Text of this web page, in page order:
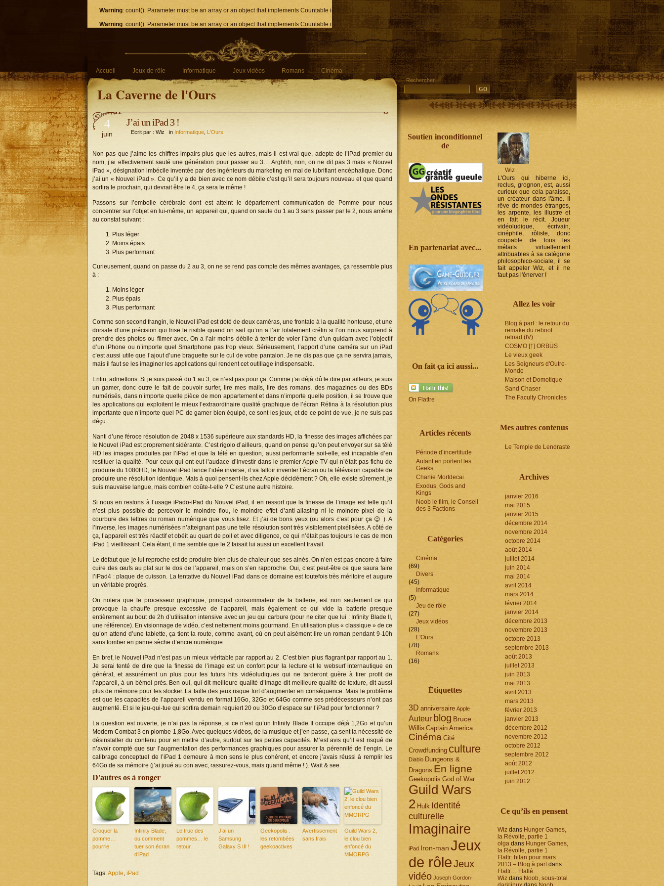
Warning: count(): Parameter must be an array or an object that implements Countable in /home/users7/l/lendraste/www/caverne/wp-includes/post-template.php on line
Warning: count(): Parameter must be an array or an object that implements Countable in /home/users7/l/lendraste/www/caverne/wp-includes/post-template.php on line 317
Accueil Jeux de rôle Informatique Jeux vidéos Romans Cinéma
La Caverne de l'Ours
Rechercher
4
juin
J’ai un iPad 3 !
Ecrit par : Wiz in Informatique L'Ours
Non pas que j’aime les chiffres impairs plus que les autres, mais il est vrai que, adepte de l’iPad premier du
nom, j’ai effectivement sauté une génération pour passer au 3… Arghhh, non, on ne dit pas 3 mais « Nouvel
iPad », désignation imbécile inventée par des ingénieurs du marketing en mal de lubrifiant encéphalique. Donc
j’ai un « Nouvel iPad ». Ce qu’il y a de bien avec ce nom débile c’est qu’il sera toujours nouveau et que quand
sortira le prochain, qui devrait être le 4, ça sera le même !
Passons sur l’embolie cérébrale dont est atteint le département communication de Pomme pour nous
concentrer sur l’objet en lui-même, un appareil qui, quand on saute du 1 au 3 sans passer par le 2, nous amène
au constat suivant :
Plus léger
Moins épais
Plus performant
Curieusement, quand on passe du 2 au 3, on ne se rend pas compte des mêmes avantages, ça ressemble plus
à :
Moins léger
Plus épais
Plus performant
Comme son second frangin, le Nouvel iPad est doté de deux caméras, une frontale à la qualité honteuse, et une
dorsale d’une précision qui frise le risible quand on sait qu’on a l’air totalement crétin si l’on nous surprend à
prendre des photos ou filmer avec. On a l’air moins débile à tenter de voler l’âme d’un quidam avec l’objectif
d’un iPhone ou n’importe quel Smartphone pas trop vieux. Sérieusement, l’apport d’une caméra sur un iPad
c’est aussi utile que l’ajout d’une braguette sur le cul de votre pantalon. Je ne dis pas que ça ne servira jamais,
mais il faut se les imaginer les applications qui rendent cet outillage indispensable.
Enfin, admettons. Si je suis passé du 1 au 3, ce n’est pas pour ça. Comme j’ai déjà dû le dire par ailleurs, je suis
un gamer, donc outre le fait de pouvoir surfer, lire mes mails, lire des romans, des magazines ou des BDs
numérisés, dans n’importe quelle pièce de mon appartement et dans n’importe quelle position, il se trouve que
les applications qui exploitent le mieux l’extraordinaire qualité graphique de l’écran Rétina à la résolution plus
importante que n’importe quel PC de gamer bien équipé, ce sont les jeux, et de ce point de vue, je ne suis pas
déçu.
Nanti d’une féroce résolution de 2048 x 1536 supérieure aux standards HD, la finesse des images affichées par
le Nouvel iPad est proprement sidérante. C’est rigolo d’ailleurs, quand on pense qu’on peut envoyer sur sa télé
HD les images produites par l’iPad et que la télé en question, aussi performante soit-elle, est incapable d’en
restituer la qualité. Pour ceux qui ont eut l’audace d’investir dans le premier Apple-TV qui n’était pas fichu de
produire du 1080HD, le Nouvel iPad lance l’idée inverse, il va falloir inventer l’écran ou la télévision capable de
produire une résolution identique. Mais à quoi pensent-ils chez Apple décidément ? Oh, elle existe sûrement, je
suis mauvaise langue, mais combien coûte-t-elle ? C’est une autre histoire.
Si nous en restons à l’usage iPado-iPad du Nouvel iPad, il en ressort que la finesse de l’image est telle qu’il
n’est plus possible de percevoir le moindre flou, le moindre effet d’anti-aliasing ni le moindre pixel de la
courbure des lettres du roman numérique que vous lisez. Et j’ai de bons yeux (ou alors c’est pour ça 😉 ). A
l’inverse, les images numérisées n’atteignant pas une telle résolution sont très visiblement pixélisées. A côté de
ça, l’appareil est très réactif et obéit au quart de poil et avec diligence, ce qui n’était pas toujours le cas de mon
iPad 1 vieillissant. Cela étant, il me semble que le 2 faisait lui aussi un excellent travail.
Le défaut que je lui reproche est de produire bien plus de chaleur que ses ainés. On n’en est pas encore à faire
cuire des œufs au plat sur le dos de l’appareil, mais on s’en rapproche. Oui, c’est peut-être ce que saura faire
l’iPad4 : plaque de cuisson. La tentative du Nouvel iPad dans ce domaine est toutefois très méritoire et augure
un véritable progrès.
On notera que le processeur graphique, principal consommateur de la batterie, est non seulement ce qui
provoque la chauffe presque excessive de l’appareil, mais également ce qui vide la batterie presque
entièrement au bout de 2h d’utilisation intensive avec un jeu qui carbure (pour ne citer que lui : Infinity Blade II,
une référence). En visionnage de vidéo, c’est nettement moins gourmand. En utilisation plus « classique » de ce
qu’on attend d’une tablette, ça tient la route, comme avant, où on peut aisément lire un roman pendant 9-10h
sans tomber en panne sèche d’encre numérique.
En bref, le Nouvel iPad n’est pas un mieux véritable par rapport au 2. C’est bien plus flagrant par rapport au 1.
Je serai tenté de dire que la finesse de l’image est un confort pour la lecture et le websurf internautique en
général, et assurément un plus pour les futurs hits vidéoludiques qui ne tarderont guère à tirer profit de
l’appareil, à un bémol près. Ben oui, qui dit meilleure qualité d’image dit meilleure qualité de texture, dit aussi
plus de mémoire pour les stocker. La taille des jeux risque fort d’augmenter en conséquence. Mais le problème
est que les capacités de l’appareil vendu en format 16Go, 32Go et 64Go comme ses prédécesseurs n’ont pas
augmenté. Et si le jeu-qui-tue qui sortira demain requiert 20 ou 30Go d’espace sur l’iPad pour fonctionner ?
La question est ouverte, je n’ai pas la réponse, si ce n’est qu’un Infinity Blade II occupe déjà 1,2Go et qu’un
Modern Combat 3 en plombe 1,8Go. Avec quelques vidéos, de la musique et j’en passe, ça sent la nécessité de
désinstaller du contenu pour en mettre d’autre, surtout sur les petites capacités. M’est avis qu’il est risqué de
n’avoir compté que sur l’augmentation des performances graphiques pour assurer la pérennité de l’engin. Le
calibrage conceptuel de l’iPad 1 demeure à mon sens le plus cohérent, et encore j’avais réussi à remplir les
64Go de sa mémoire (j’ai joué au con avec, rassurez-vous, mais quand même ! ). Wait & see.
D'autres os à ronger
Croquer la
pomme…
pourrie
Infinity Blade,
ou comment
tuer son écran
d’iPad
Le truc des
pommes… le
retour.
J’ai un
Samsung
Galaxy S III !
Geekopolis :
les retombées
geekoactives
Avertissement
sans frais
Guild Wars 2,
le clou bien
enfoncé du
MMORPG
Tags:Apple, iPad
Soutien inconditionnel
de
En partenariat avec...
On fait ça ici aussi...
On Flattre
Articles récents
Période d’incertitude
Autant en portent les
Geeks
Charlie Mortdecai
Exodus, Gods and
Kings
Noob le film, le Conseil
des 3 Factions
Catégories
Cinéma
(69)
Divers
(45)
Informatique
(5)
Jeu de rôle
(27)
Jeux vidéos
(28)
L'Ours
(78)
Romans
(16)
Étiquettes
3D anniversaire Apple
Auteur blog Bruce
Willis Captain America
Cinéma Cité
Crowdfunding culture
Diablo Dungeons &
Dragons En ligne
Geekopolis God of War
Guild Wars
2 Hulk Identité
culturelle
Imaginaire
iPad Iron-man Jeux
de rôleJeux
vidéo Joseph Gordon-
Wiz
L'Ours qui hiberne ici,
reclus, grognon, est, aussi
curieux que cela paraisse,
un créateur dans l'âme. Il
rêve de mondes étranges,
les arpente, les illustre et
en fait le récit. Joueur
vidéoludique, écrivain,
cinéphile, rôliste, donc
coupable de tous les
méfaits virtuellement
attribuables à sa catégorie
philosophico-sociale, il se
fait appeler Wiz, et il ne
faut pas l'énerver !
Allez les voir
Blog à part : le retour du
remake du reboot
reload (IV)
COSMO [†] ORBÜS
Le vieux geek
Les Seigneurs d'Outre-
Monde
Maison et Domotique
Sand Chaser
The Faculty Chronicles
Mes autres contenus
Le Temple de Lendraste
Archives
janvier 2016
mai 2015
janvier 2015
décembre 2014
novembre 2014
octobre 2014
août 2014
juillet 2014
juin 2014
mai 2014
avril 2014
mars 2014
février 2014
janvier 2014
décembre 2013
novembre 2013
octobre 2013
septembre 2013
août 2013
juillet 2013
juin 2013
mai 2013
avril 2013
mars 2013
février 2013
janvier 2013
décembre 2012
novembre 2012
octobre 2012
septembre 2012
août 2012
juillet 2012
juin 2012
Ce qu’ils en pensent
Wiz dans Hunger Games,
la Révolte, partie 1
olga dans Hunger Games,
la Révolte, partie 1
Flattr: bilan pour mars
2013 – Blog à partdans
Flattr… Flatté.
Wiz dans Noob, sous-total